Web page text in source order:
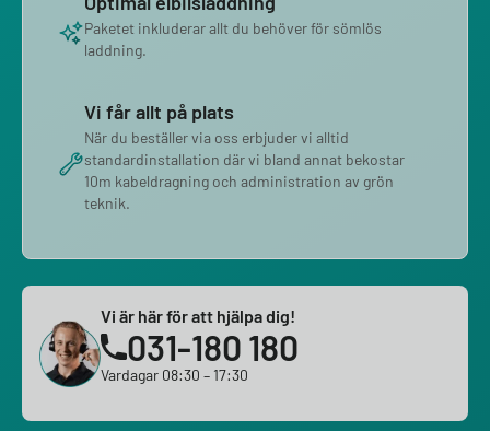
Paketet inkluderar allt du behöver för sömlös
laddning.
Vi får allt på plats
När du beställer via oss erbjuder vi alltid
standardinstallation där vi bland annat bekostar
10m kabeldragning och administration av grön
teknik.
Vi är här för att hjälpa dig!
031-180 180
Vardagar 08:30 – 17:30